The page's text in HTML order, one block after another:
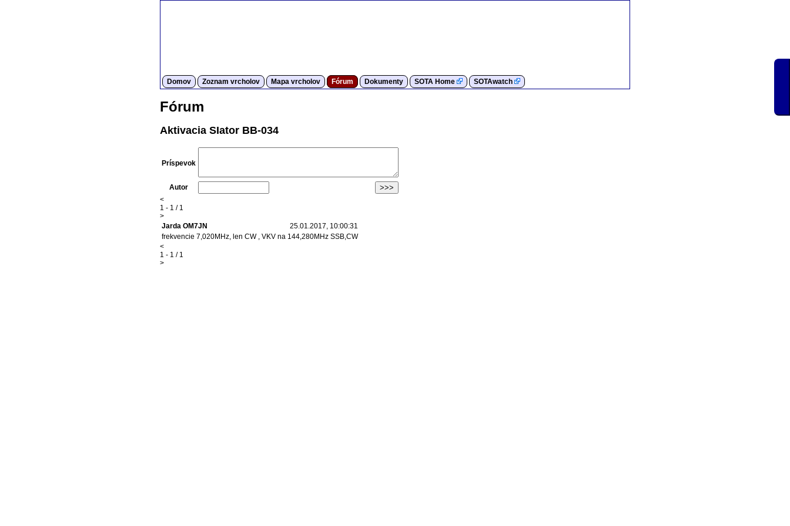
Domov Zoznam vrcholov Mapa vrcholov Fórum Dokumenty SOTA Home SOTAwatch
Fórum
Aktivacia SIator BB-034
Príspevok
Autor
<
1 - 1 / 1
>
Jarda OM7JN
25.01.2017, 10:00:31
frekvencie 7,020MHz, len CW , VKV na 144,280MHz SSB,CW
<
1 - 1 / 1
>